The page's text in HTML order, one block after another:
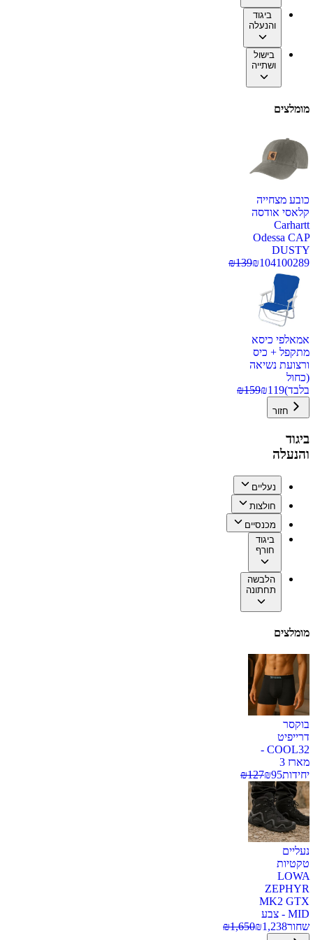
ביגוד
והנעלה
בישול
ושתייה
מומלצים
כובע מצחייה
קלאסי אודסה
Carhartt
Odessa CAP
DUSTY
100289
₪104
₪139
אמאלפי כיסא
מתקפל + כיס
ורצועת נשיאה
(כחול
בלבד)
₪119
₪159
חזור
ביגוד
והנעלה
נעליים
חולצות
מכנסיים
ביגוד
חורף
הלבשה
תחתונה
מומלצים
בוקסר
דרייפיט
COOL32 -
מארז 3
יחידות
₪95
₪127
נעליים
טקטיות
LOWA
ZEPHYR
MK2 GTX
MID - צבע
שחור
₪1,238
₪1,650